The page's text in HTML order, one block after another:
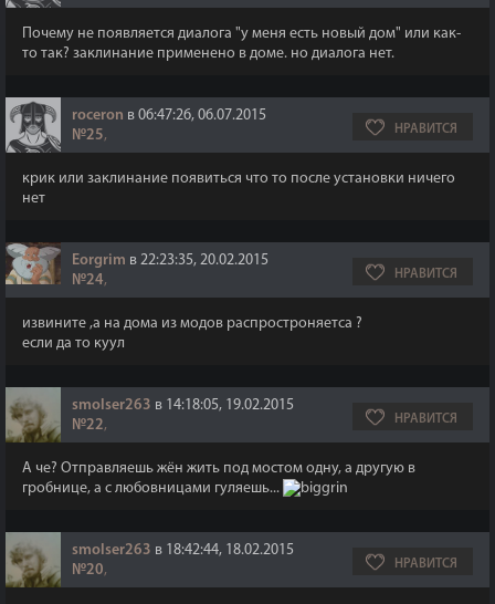
Почему не появляется диалога "у меня есть новый дом" или как-
то так? заклинание применено в доме. но диалога нет.
roceron в 06:47:26, 06.07.2015
№25, НРАВИТСЯ
крик или заклинание появиться что то после установки ничего
нет
Eorgrim в 22:23:35, 20.02.2015
№24, НРАВИТСЯ
извините ,а на дома из модов распростроняетса ?
если да то куул
smolser263 в 14:18:05, 19.02.2015
№22, НРАВИТСЯ
А че? Отправляешь жён жить под мостом одну, а другую в
гробнице, а с любовницами гуляешь...
smolser263 в 18:42:44, 18.02.2015
№20, НРАВИТСЯ